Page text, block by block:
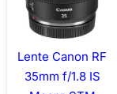
Lente Canon RF
35mm f/1.8 IS